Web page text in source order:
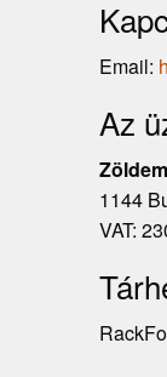
Email:
Az
1144
VAT: